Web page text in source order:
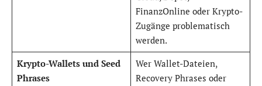
FinanzOnline oder Krypto-
Zugänge problematisch
werden.
Krypto-Wallets und Seed
Phrases
Wer Wallet-Dateien,
Recovery Phrases oder